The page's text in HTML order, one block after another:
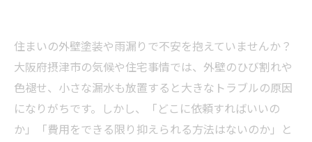
住まいの外壁塗装や雨漏りで不安を抱えていませんか？
大阪府摂津市の気候や住宅事情では、外壁のひび割れや
色褪せ、小さな漏水も放置すると大きなトラブルの原因
になりがちです。しかし、「どこに依頼すればいいの
か」「費用をできる限り抑えられる方法はないのか」と